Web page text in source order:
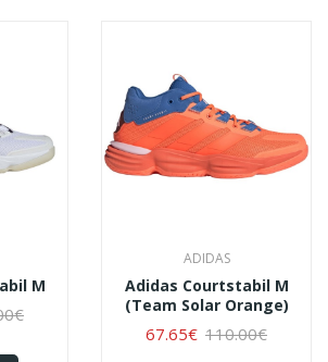
M
ADIDAS
Adidas Courtstabil M
(team Solar Orange)
67.65€ 110.00€